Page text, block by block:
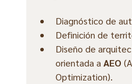
Diagnóstico de
Definición de
Diseño de
orientada a AEO
Optimization).